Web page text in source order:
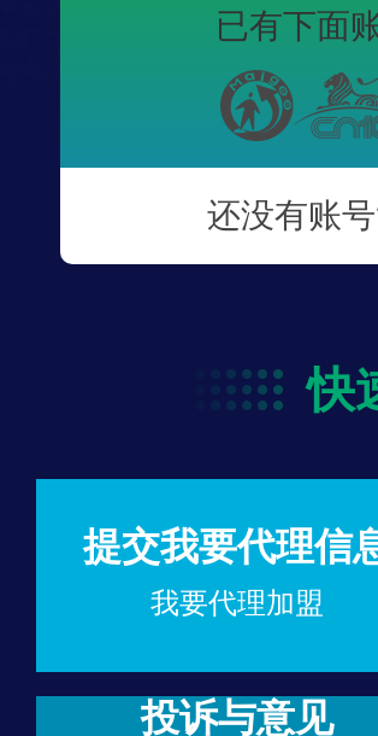
已有下面
还没有账
快
提交我要代理信
我要代理加盟
投诉与意见